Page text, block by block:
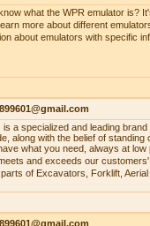
what the WPR emulator is?
more about different
about emulators with specific
is a specialized and leading
along with the belief of
what you need, always at
and exceeds our
of Excavators, Forklift,